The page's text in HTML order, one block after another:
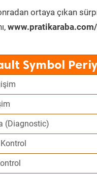
ortaya çıkan
Symbol
(Diagnostic)